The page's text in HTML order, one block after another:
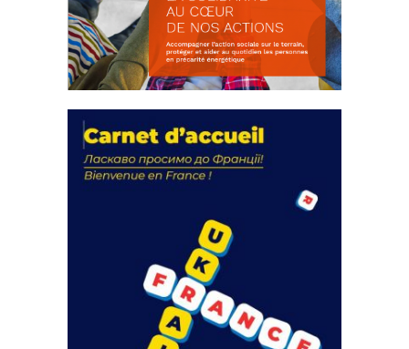
actions
18 septembre 2023
FEUILLETER